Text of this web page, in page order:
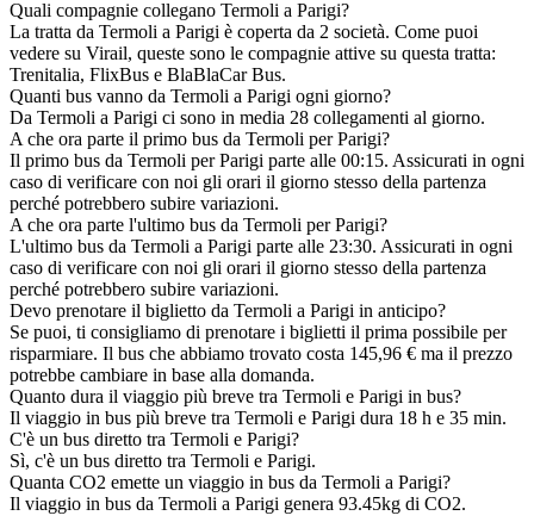
Quali compagnie collegano Termoli a Parigi?
La tratta da Termoli a Parigi è coperta da 2 società. Come puoi
vedere su Virail, queste sono le compagnie attive su questa tratta:
Trenitalia, FlixBus e BlaBlaCar Bus.
Quanti bus vanno da Termoli a Parigi ogni giorno?
Da Termoli a Parigi ci sono in media 28 collegamenti al giorno.
A che ora parte il primo bus da Termoli per Parigi?
Il primo bus da Termoli per Parigi parte alle 00:15. Assicurati in ogni
caso di verificare con noi gli orari il giorno stesso della partenza
perché potrebbero subire variazioni.
A che ora parte l'ultimo bus da Termoli per Parigi?
L'ultimo bus da Termoli a Parigi parte alle 23:30. Assicurati in ogni
caso di verificare con noi gli orari il giorno stesso della partenza
perché potrebbero subire variazioni.
Devo prenotare il biglietto da Termoli a Parigi in anticipo?
Se puoi, ti consigliamo di prenotare i biglietti il prima possibile per
risparmiare. Il bus che abbiamo trovato costa 145,96 € ma il prezzo
potrebbe cambiare in base alla domanda.
Quanto dura il viaggio più breve tra Termoli e Parigi in bus?
Il viaggio in bus più breve tra Termoli e Parigi dura 18 h e 35 min.
C'è un bus diretto tra Termoli e Parigi?
Sì, c'è un bus diretto tra Termoli e Parigi.
Quanta CO2 emette un viaggio in bus da Termoli a Parigi?
Il viaggio in bus da Termoli a Parigi genera 93.45kg di CO2.